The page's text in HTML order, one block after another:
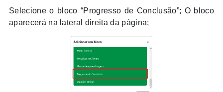
Selecione o bloco “Progresso de Conclusão”; O bloco
aparecerá na lateral direita da página;